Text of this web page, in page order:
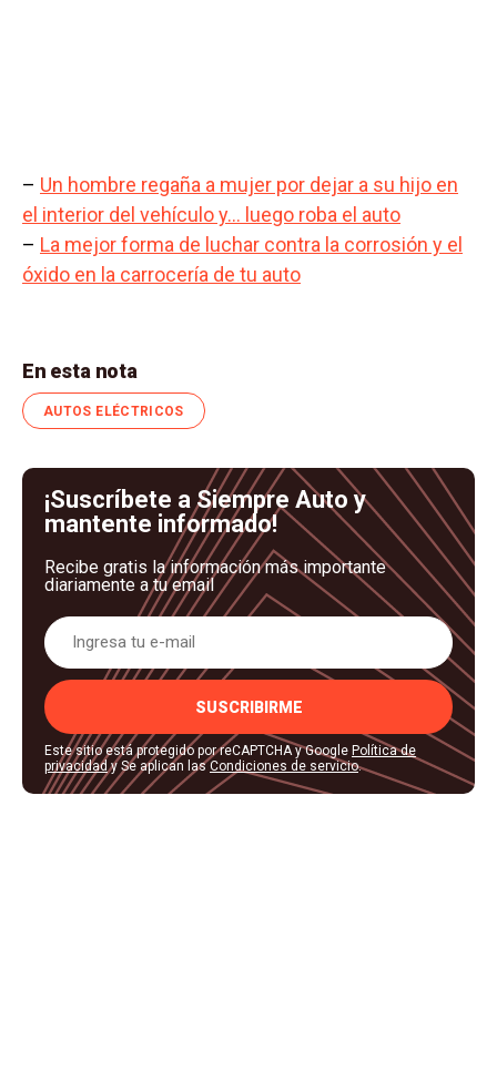
– Un hombre regaña a mujer por dejar a su hijo en
el interior del vehículo y… luego roba el auto
– La mejor forma de luchar contra la corrosión y el
óxido en la carrocería de tu auto
En esta nota
AUTOS ELÉCTRICOS
¡Suscríbete a Siempre Auto y
mantente informado!
Recibe gratis la información más importante
diariamente a tu email
SUSCRIBIRME
Este sitio está protegido por reCAPTCHA y Google Política de
privacidady Se aplican lasCondiciones de servicio.